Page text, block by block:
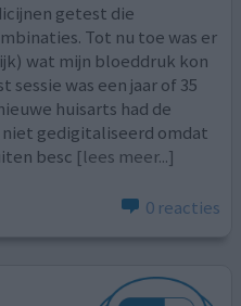
getest die
Tot nu toe was er
wat mijn bloeddruk kon
was een jaar of 35
huisarts had de
niet gedigitaliseerd omdat
besc [lees meer...]
0 reacties